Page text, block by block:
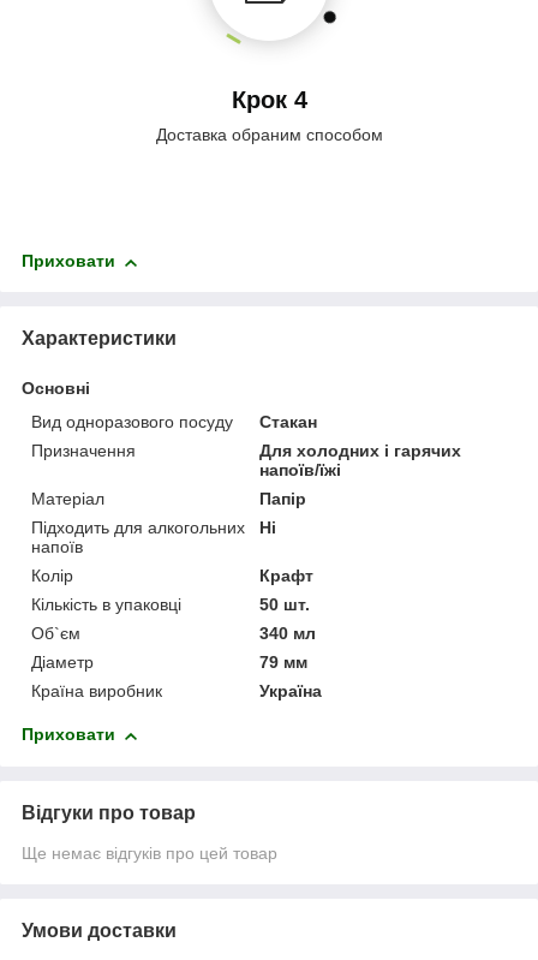
Крок 4
Доставка обраним способом
Приховати
Характеристики
Основні
Вид одноразового посуду
Стакан
Призначення
Для холодних і гарячих
напоїв/їжі
Матеріал
Папір
Підходить для алкогольних
напоїв
Ні
Колір
Крафт
Кількість в упаковці
50 шт.
Об`єм
340 мл
Діаметр
79 мм
Країна виробник
Україна
Приховати
Відгуки про товар
Ще немає відгуків про цей товар
Умови доставки